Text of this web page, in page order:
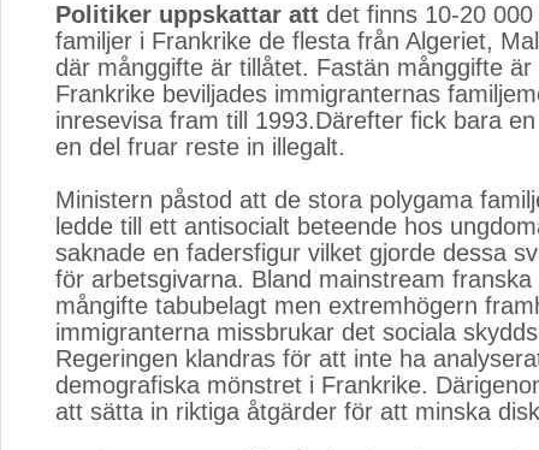
Politiker uppskattar att det finns 10-20
familjer i Frankrike de flesta från Algeriet,
där månggifte är tillåtet. Fastän månggifte är
Frankrike beviljades immigranternas
inresevisa fram till 1993.Därefter fick bara
en del fruar reste in illegalt.
Ministern påstod att de stora polygama
ledde till ett antisocialt beteende hos
saknade en fadersfigur vilket gjorde dessa
för arbetsgivarna. Bland mainstream franska
mångifte tabubelagt men extremhögern
immigranterna missbrukar det sociala
Regeringen klandras för att inte ha
demografiska mönstret i Frankrike.
att sätta in riktiga åtgärder för att minska